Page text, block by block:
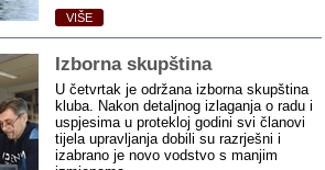
VIŠE
Izborna skupština
U četvrtak je održana izborna skupština
kluba. Nakon detaljnog izlaganja o radu i
uspjesima u protekloj godini svi članovi
tijela upravljanja dobili su razrješni i
izabrano je novo vodstvo s manjim